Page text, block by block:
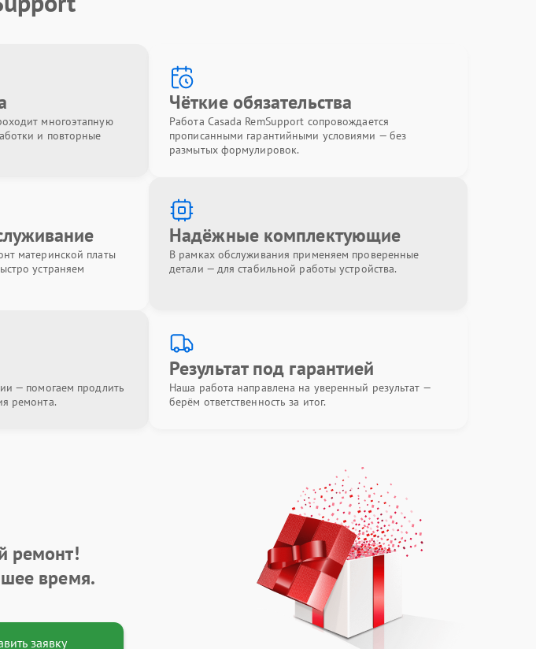
многоэтапную
и повторные
Чёткие обязательства
Работа Casada RemSupport сопровождается
прописанными гарантийными условиями — без
размытых формулировок.
материнской платы
устраняем
Надёжные комплектующие
В рамках обслуживания применяем проверенные
детали — для стабильной работы устройства.
— помогаем продлить
ремонта.
Результат под гарантией
Наша работа направлена на уверенный результат —
берём ответственность за итог.
ремонт!
время.
заявку